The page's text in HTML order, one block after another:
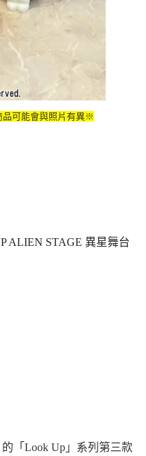
可能會與照片有異※
ALIEN STAGE 異星舞台
「Look Up」系列第三款